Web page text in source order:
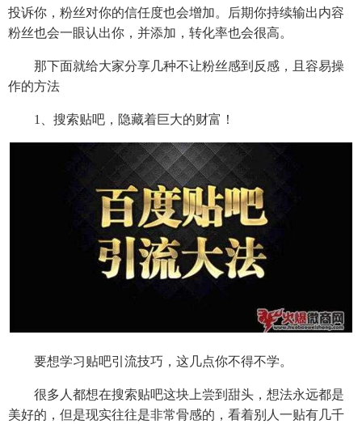
投诉你，粉丝对你的信任度也会增加。后期你持续输出内容
粉丝也会一眼认出你，并添加，转化率也会很高。
那下面就给大家分享几种不让粉丝感到反感，且容易操
作的方法
1、搜索贴吧，隐藏着巨大的财富！
要想学习贴吧引流技巧，这几点你不得不学。
很多人都想在搜索贴吧这块上尝到甜头，想法永远都是
美好的，但是现实往往是非常骨感的，看着别人一贴有几千